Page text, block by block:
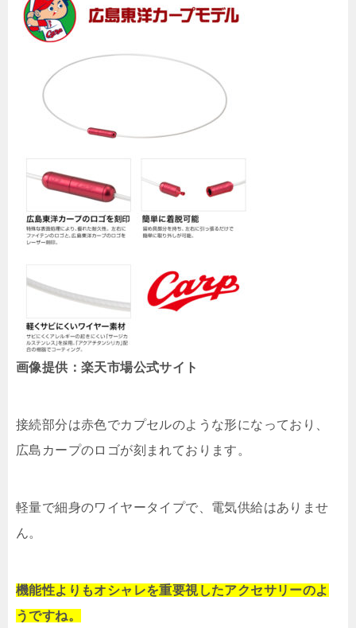
画像提供：楽天市場公式サイト
接続部分は赤色でカプセルのような形になっており、
広島カープのロゴが刻まれております。
軽量で細身のワイヤータイプで、電気供給はありませ
ん。
機能性よりもオシャレを重要視したアクセサリーのよ
うですね。